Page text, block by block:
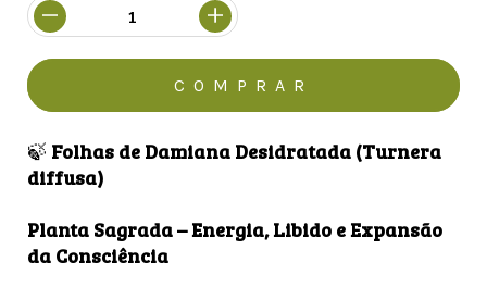
🍃 Folhas de Damiana Desidratada (Turnera
diffusa)
Planta Sagrada – Energia, Libido e Expansão
da Consciência